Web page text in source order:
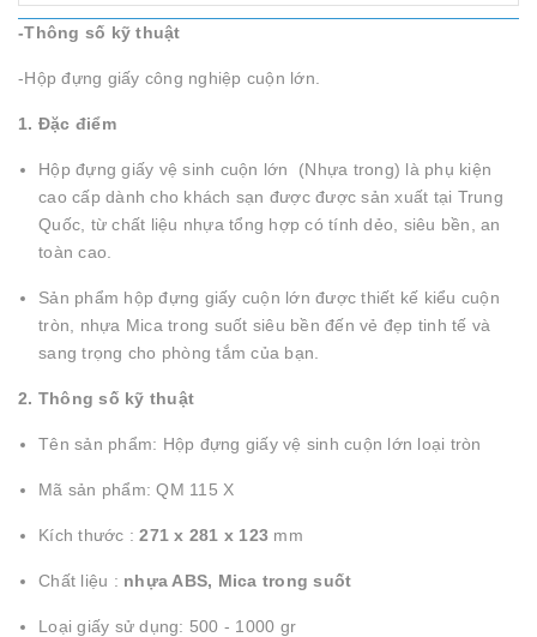
-Thông số kỹ thuật
-Hộp đựng giấy công nghiệp cuộn lớn.
1. Đặc điểm
Hộp đựng giấy vệ sinh cuộn lớn (Nhựa trong) là phụ kiện
cao cấp dành cho khách sạn được được sản xuất tại Trung
Quốc, từ chất liệu nhựa tổng hợp có tính dẻo, siêu bền, an
toàn cao.
Sản phẩm hộp đựng giấy cuộn lớn được thiết kế kiểu cuộn
tròn, nhựa Mica trong suốt siêu bền đến vẻ đẹp tinh tế và
sang trọng cho phòng tắm của bạn.
2. Thông số kỹ thuật
Tên sản phẩm: Hộp đựng giấy vệ sinh cuộn lớn loại tròn
Mã sản phẩm: QM 115 X
Kích thước :271 x 281 x 123 mm
Chất liệu : nhựa ABS, Mica trong suốt
Loại giấy sử dụng: 500 - 1000 gr